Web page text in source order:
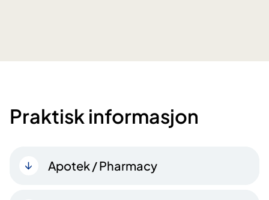
Praktisk informasjon
Apotek / Pharmacy